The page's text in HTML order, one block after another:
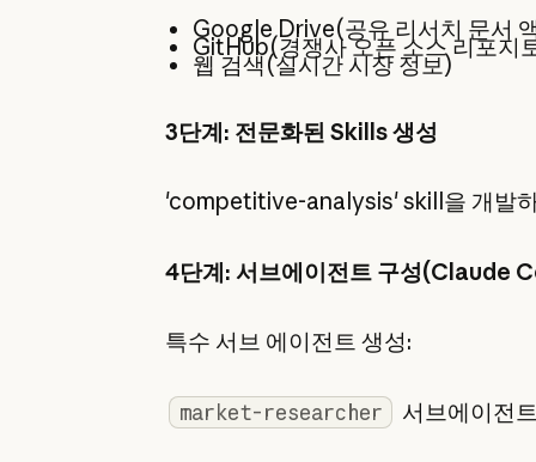
Google Drive(공유 리서치 문서
GitHub(경쟁사 오픈 소스 리포지
웹 검색(실시간 시장 정보)
3단계: 전문화된 Skills 생성
'competitive-analysis' skill을 개발
4단계: 서브에이전트 구성(Claude
특수 서브 에이전트 생성:
market-researcher 서브에이전